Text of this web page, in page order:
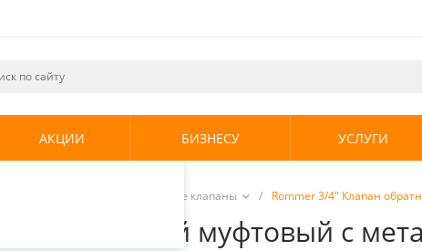
и
использования.
.
АКЦИИ БИЗНЕСУ УСЛУГИ
Обратные клапаны / Rommer 3/4" Клапан
пружинный муфтовый с